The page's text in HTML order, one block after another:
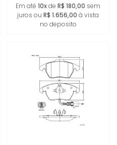
Em até 10xde R$ 180,00 sem
juros ou R$ 1.656,00 à vista
no deposito